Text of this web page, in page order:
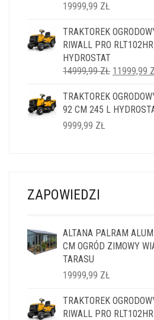
19999,99 ZŁ
TRAKTOREK
RIWALL PRO
HYDROSTAT
14999,99ZŁ
14999,99
11999,99
TRAKTOREK
92 CM 245 L
9999,99 ZŁ
ZAPOWIEDZI
ALTANA PALRAM
CM OGRÓD ZIMOWY
TARASU
19999,99 ZŁ
TRAKTOREK
RIWALL PRO